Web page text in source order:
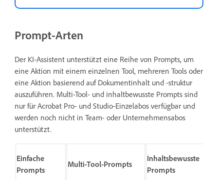
Prompt-Arten
Der KI-Assistent unterstützt eine Reihe von Prompts, um
eine Aktion mit einem einzelnen Tool, mehreren Tools oder
eine Aktion basierend auf Dokumentinhalt und -struktur
auszuführen. Multi-Tool- und inhaltbewusste Prompts sind
nur für Acrobat Pro- und Studio-Einzelabos verfügbar und
werden noch nicht in Team- oder Unternehmensabos
unterstützt.
Einfache
Prompts
Multi-Tool-Prompts
Inhaltsbewusste
Prompts